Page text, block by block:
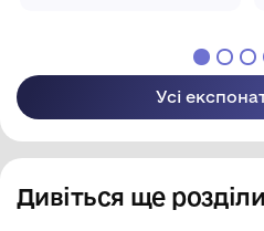
Усі
Дивіться ще розділи